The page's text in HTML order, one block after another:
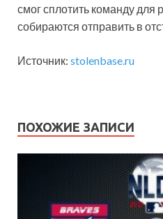
смог сплотить команду
собираются отправить в
Источник: stolenbase.ru
ПОХОЖИЕ ЗАПИСИ